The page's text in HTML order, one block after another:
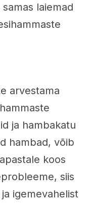
laiemad
arvestama
ja hambakatu
hambad, võib
koos
siis
igemevahelist